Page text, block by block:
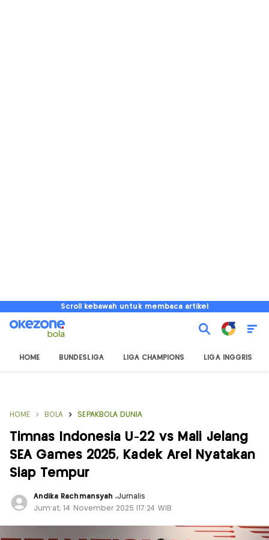
Scroll kebawah untuk membaca artikel
HOME BUNDESLIGA LIGA CHAMPIONS LIGA INGGRIS
HOME BOLA SEPAKBOLA DUNIA
Timnas Indonesia U-22 vs Mali Jelang
SEA Games 2025, Kadek Arel Nyatakan
Siap Tempur
Andika Rachmansyah ,Jurnalis
Jum'at, 14 November 2025 |17:24 WIB